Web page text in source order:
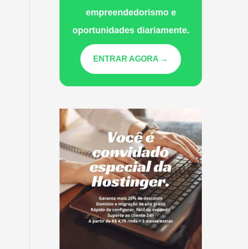
empreendedorismo e
oportunidades diariamente.
ENTRAR AGORA →